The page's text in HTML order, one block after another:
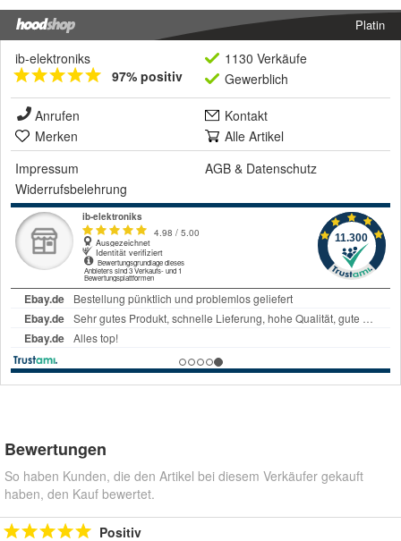
Platin
ib-elektroniks
97% positiv
1130 Verkäufe
Gewerblich
Anrufen
Kontakt
Merken
Alle Artikel
Impressum
AGB & Datenschutz
Widerrufsbelehrung
Bewertungen
So haben Kunden, die den Artikel bei diesem Verkäufer gekauft
haben, den Kauf bewertet.
Positiv